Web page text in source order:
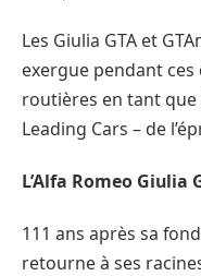
Les Giulia GTA et
exergue pendant
routières en tant que
Leading Cars – de
L’Alfa Romeo Giulia
111 ans après sa
retourne à ses